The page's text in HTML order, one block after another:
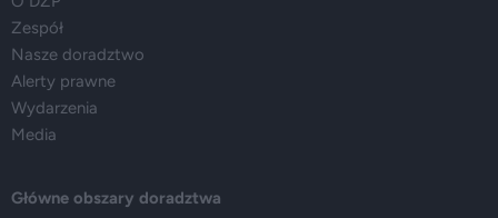
Zespół
Nasze doradztwo
Alerty prawne
Wydarzenia
Media
Główne obszary doradztwa